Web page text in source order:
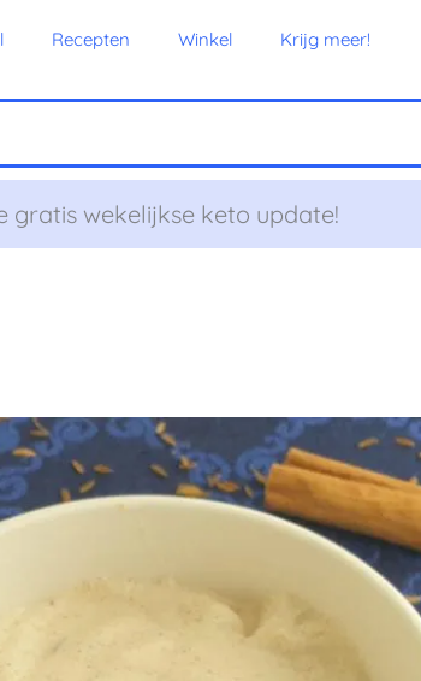
Recepten Winkel Krijg meer!
wekelijkse keto update!